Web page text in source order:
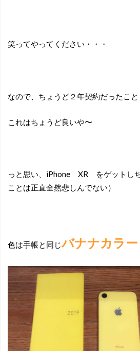
笑ってやってください・・・
なので、ちょうど２年契約だったこと
これはちょうど良いや〜
っと思い、iPhone XR をゲットし
ことは正直全然悲しんでない）
色は手帳と同じバナナカラー